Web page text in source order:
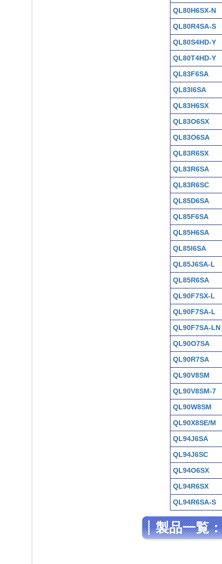
QL80H6SX-N
QL80R4SA-S
QL80S4HD-Y
QL80T4HD-Y
QL83F6SA
QL83I6SA
QL83H6SX
QL83O6SX
QL83O6SA
QL83R6SX
QL83R6SA
QL83R6SC
QL85D6SA
QL85F6SA
QL85H6SA
QL85I6SA
QL85J6SA-L
QL85R6SA
QL90F7SX-L
QL90F7SA-L
QL90F7SA-LN
QL90O7SA
QL90R7SA
QL90V8SM
QL90V8SM-7
QL90W8SM
QL90X8SE/M
QL94J6SA
QL94J6SC
QL94O6SX
QL94R6SX
QL94R6SA-S
製品一覧